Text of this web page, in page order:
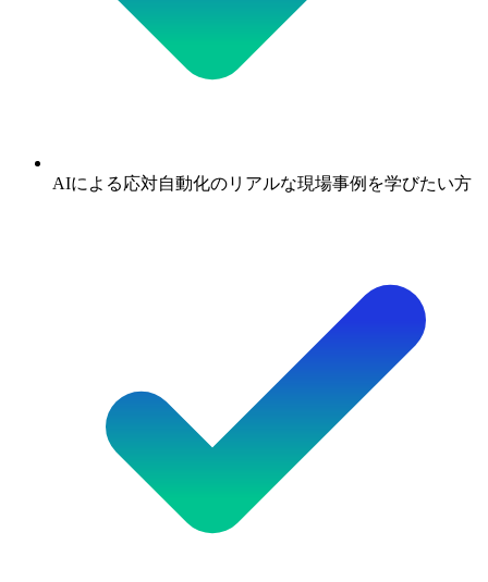
AIによる応対自動化のリアルな現場事例を学びたい方